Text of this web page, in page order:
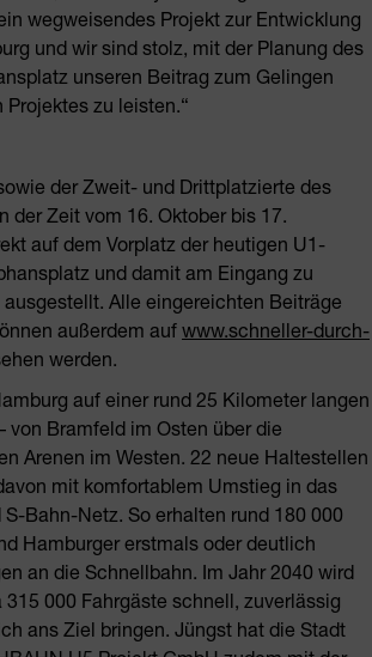
wegweisendes Projekt zur Entwicklung
und wir sind stolz, mit der Planung des
unseren Beitrag zum Gelingen
zu leisten.“
der Zweit- und Drittplatzierte des
der Zeit vom 16. Oktober bis 17.
auf dem Vorplatz der heutigen U1-
und damit am Eingang zu
Alle eingereichten Beiträge
außerdem auf www.schneller-durch-
werden.
auf einer rund 25 Kilometer langen
von Bramfeld im Osten über die
Arenen im Westen. 22 neue Haltestellen
mit komfortablem Umstieg in das
Bahn-Netz. So erhalten rund 180 000
Hamburger erstmals oder deutlich
an die Schnellbahn. Im Jahr 2040 wird
000 Fahrgäste schnell, zuverlässig
ans Ziel bringen. Jüngst hat die Stadt